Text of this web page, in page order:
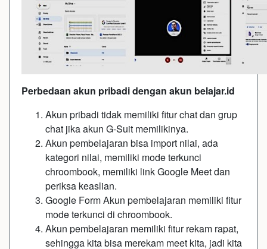
Perbedaan akun pribadi dengan akun belajar.id
Akun pribadi tidak memiliki fitur chat dan grup
chat jika akun G-Suit memilikinya.
Akun pembelajaran bisa import nilai, ada
kategori nilai, memiliki mode terkunci
chroombook, memiliki link Google Meet dan
periksa keaslian.
Google Form Akun pembelajaran memiliki fitur
mode terkunci di chroombook.
Akun pembelajaran memiliki fitur rekam rapat,
sehingga kita bisa merekam meet kita, jadi kita